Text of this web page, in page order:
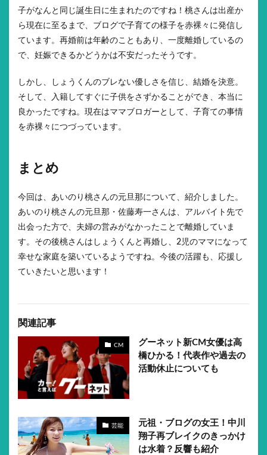
子がなんと同じ誕生日に生まれたのですね！桃さんは出産か
ら現在に至るまで、ブログで子育ての様子を赤裸々に発信し
ています。再婚前は年齢のこともあり、一度離婚しているの
で、妊娠できるかどうかは不安だったそうです。
しかし、しょうくんのブレない優しさを信じ、結婚を決意。
そして、入籍してすぐに子供をさずかることができ、本当に
良かったですね。現在はママブロガーとして、子育ての事情
を赤裸々につづっています。
まとめ
今回は、あいのり桃さんの元旦那について、紹介しました。
あいのり桃さんの元旦那・佐藤寿一さんは、アルバイト先で
出会った方で、夫婦の営みがなかったことで離婚していま
す。その後桃さんはしょうくんと再婚し、2児のママになって
幸せな家庭を築いているようですね。今後の活躍も、応援し
ていきたいと思います！
関連記事
CM
グーネット新CM女優は高
橋ひかる！代表作や過去の
活動休止についても
芸能
元祖・ブログの女王！中川
翔子再ブレイクのきっかけ
は水着？反響も紹介